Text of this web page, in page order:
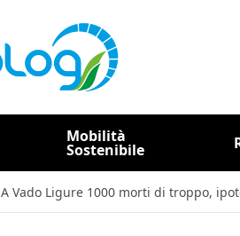
Mobilità
Sostenibile
A Vado Ligure 1000 morti di troppo,